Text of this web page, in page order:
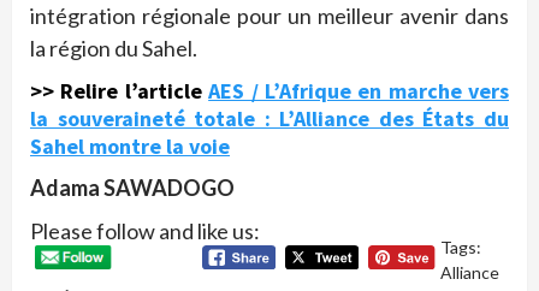
intégration régionale pour un meilleur avenir dans
la région du Sahel.
>> Relire l’articleAES / L’Afrique en marche vers
la souveraineté totale : L’Alliance des États du
Sahel montre la voie
Adama SAWADOGO
Please follow and like us:
Tags:
Alliance